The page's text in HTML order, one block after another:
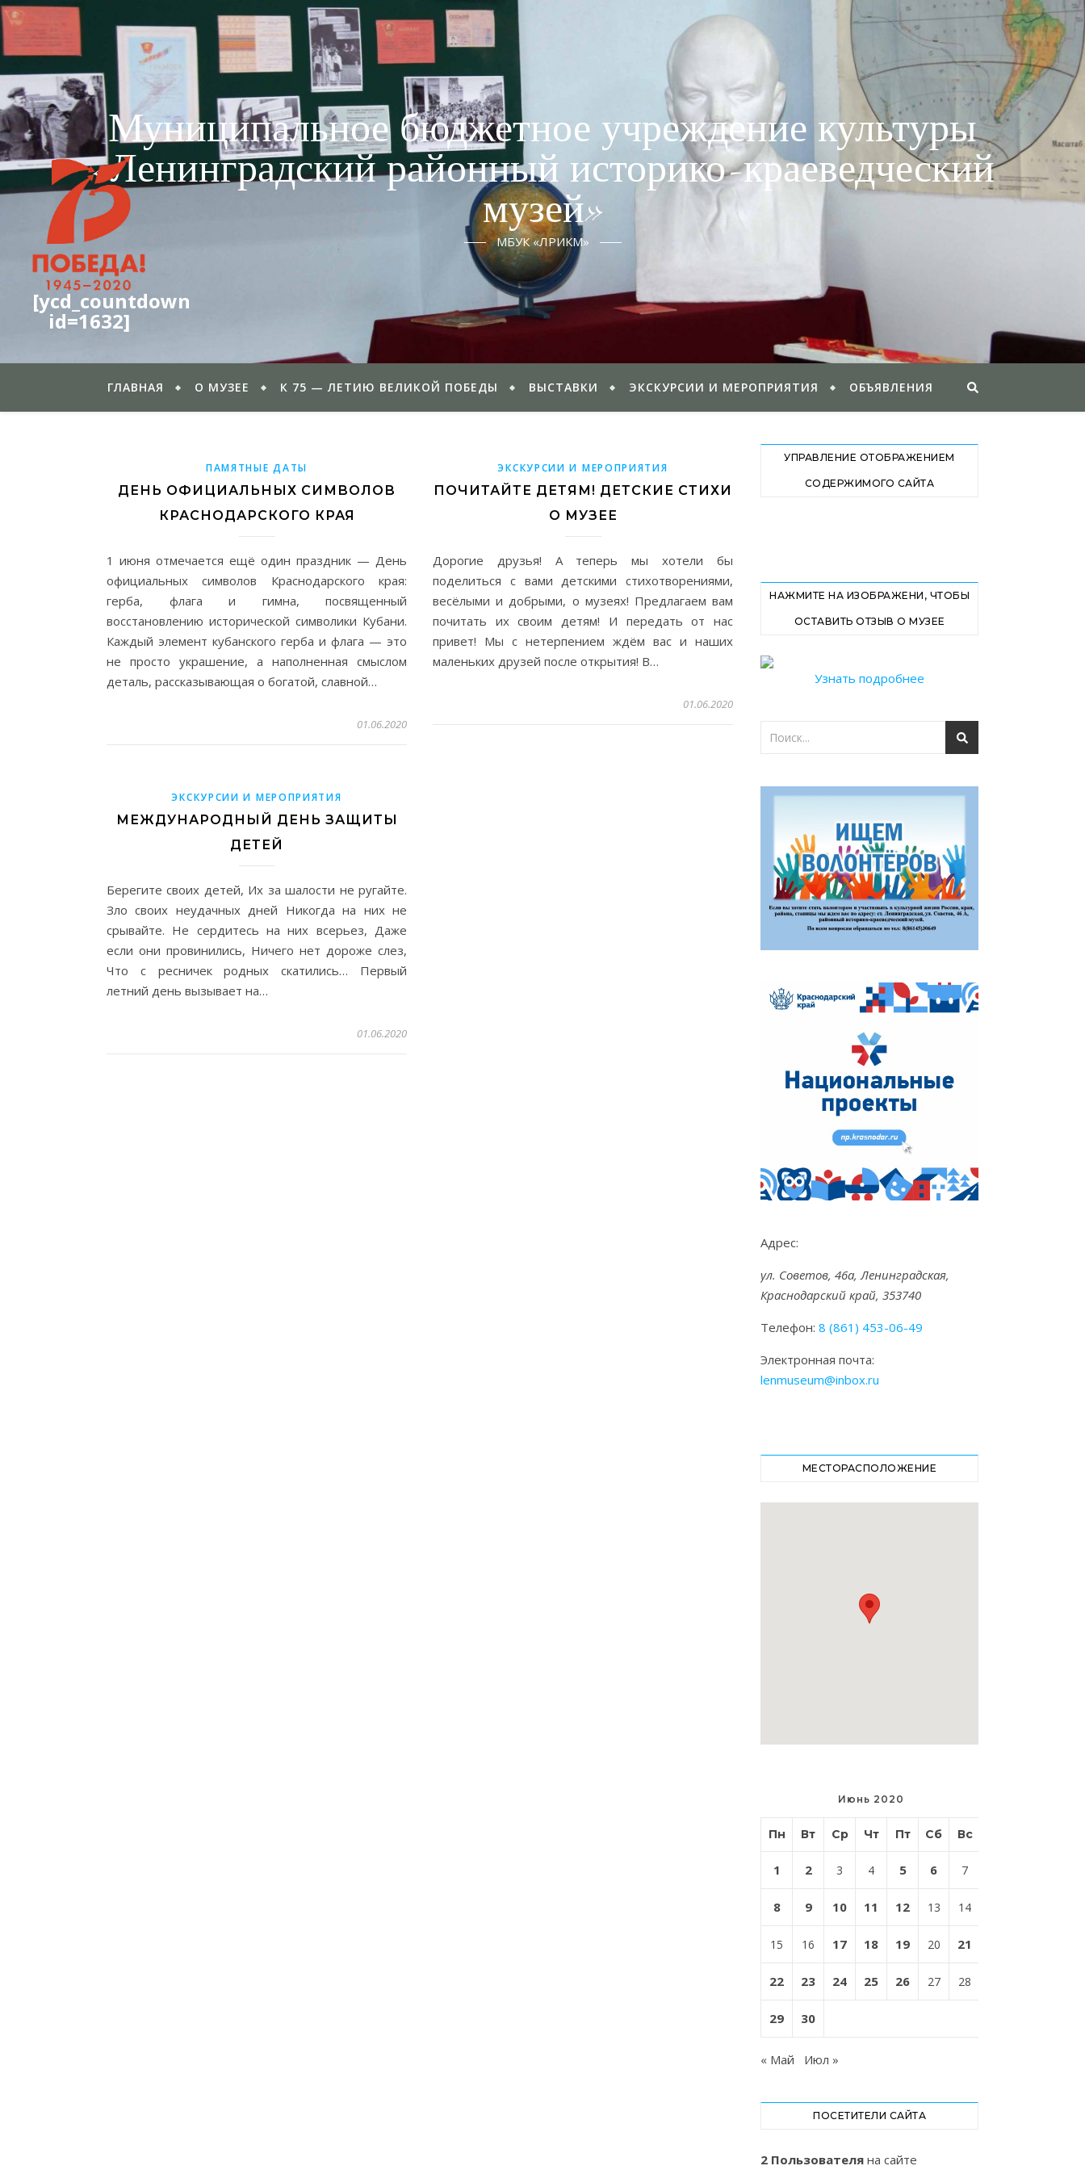
[ycd_countdown
id=1632]
Муниципальное бюджетное учреждение культуры
«Ленинградский районный историко-краеведческий
музей»
МБУК «ЛРИКМ»
ГЛАВНАЯ О МУЗЕЕ К 75 — ЛЕТИЮ ВЕЛИКОЙ ПОБЕДЫ ВЫСТАВКИ ЭКСКУРСИИ И МЕРОПРИЯТИЯ ОБЪЯВЛЕНИЯ
ПАМЯТНЫЕ ДАТЫ
ДЕНЬ ОФИЦИАЛЬНЫХ СИМВОЛОВ
КРАСНОДАРСКОГО КРАЯ
1 июня отмечается ещё один праздник — День
официальных символов Краснодарского края:
герба, флага и гимна, посвященный
восстановлению исторической символики Кубани.
Каждый элемент кубанского герба и флага — это
не просто украшение, а наполненная смыслом
деталь, рассказывающая о богатой, славной…
01.06.2020
ЭКСКУРСИИ И МЕРОПРИЯТИЯ
ПОЧИТАЙТЕ ДЕТЯМ! ДЕТСКИЕ СТИХИ
О МУЗЕЕ
Дорогие друзья! А теперь мы хотели бы
поделиться с вами детскими стихотворениями,
весёлыми и добрыми, о музеях! Предлагаем вам
почитать их своим детям! И передать от нас
привет! Мы с нетерпением ждём вас и наших
маленьких друзей после открытия! В…
01.06.2020
ЭКСКУРСИИ И МЕРОПРИЯТИЯ
МЕЖДУНАРОДНЫЙ ДЕНЬ ЗАЩИТЫ
ДЕТЕЙ
Берегите своих детей, Их за шалости не ругайте.
Зло своих неудачных дней Никогда на них не
срывайте. Не сердитесь на них всерьез, Даже
если они провинились, Ничего нет дороже слез,
Что с ресничек родных скатились… Первый
летний день вызывает на…
01.06.2020
УПРАВЛЕНИЕ ОТОБРАЖЕНИЕМ
СОДЕРЖИМОГО САЙТА
НАЖМИТЕ НА ИЗОБРАЖЕНИ, ЧТОБЫ
ОСТАВИТЬ ОТЗЫВ О МУЗЕЕ
Узнать подробнее
Адрес:
ул. Советов, 46а, Ленинградская,
Краснодарский край, 353740
Телефон: 8 (861) 453-06-49
Электронная почта:
lenmuseum@inbox.ru
МЕСТОРАСПОЛОЖЕНИЕ
Июнь 2020
Пн Вт Ср Чт Пт Сб Вс
1 2 3 4 5 6 7
8 9 10 11 12 13 14
15 16 17 18 19 20 21
22 23 24 25 26 27 28
29 30
« Май Июл »
ПОСЕТИТЕЛИ САЙТА
2 Пользователя на сайте